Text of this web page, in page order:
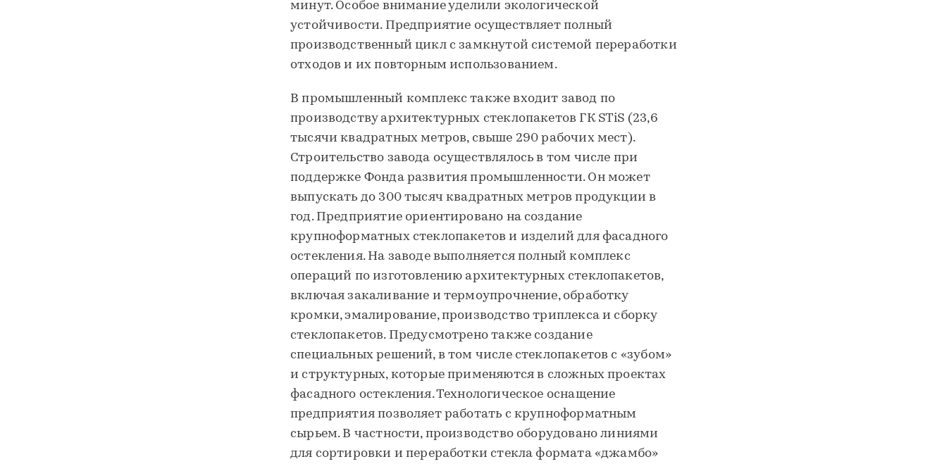
минут. Особое внимание уделили экологической
устойчивости. Предприятие осуществляет полный
производственный цикл с замкнутой системой переработки
отходов и их повторным использованием.
В промышленный комплекс также входит завод по
производству архитектурных стеклопакетов ГК STiS (23,6
тысячи квадратных метров, свыше 290 рабочих мест).
Строительство завода осуществлялось в том числе при
поддержке Фонда развития промышленности. Он может
выпускать до 300 тысяч квадратных метров продукции в
год. Предприятие ориентировано на создание
крупноформатных стеклопакетов и изделий для фасадного
остекления. На заводе выполняется полный комплекс
операций по изготовлению архитектурных стеклопакетов,
включая закаливание и термоупрочнение, обработку
кромки, эмалирование, производство триплекса и сборку
стеклопакетов. Предусмотрено также создание
специальных решений, в том числе стеклопакетов с «зубом»
и структурных, которые применяются в сложных проектах
фасадного остекления. Технологическое оснащение
предприятия позволяет работать с крупноформатным
сырьем. В частности, производство оборудовано линиями
для сортировки и переработки стекла формата «джамбо»